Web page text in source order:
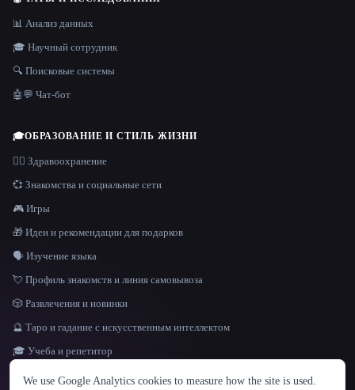
ЯЗЫК
English español Français Русский 简体中文
📊 Анализ данных
🎓 Научный сотрудник
🔍 Поисковые системы
🤖💬 Чат-бот
🎓ОБРАЗОВАНИЕ И СТИЛЬ ЖИЗНИ
👩‍⚕️ Здравоохранение
💞 Знакомства и социальные сети
🎮 Игры
🎁 Идеи и рекомендации для подарков
🗣️ Изучение языка
💘 Профиль знакомств и линия самовывоза
🎲 Развлечения и новинки
🔮 Таро и гадание с искусственным интеллектом
🎓 Учеба и репетитор
We use Google Analytics cookies to measure how the site is used.